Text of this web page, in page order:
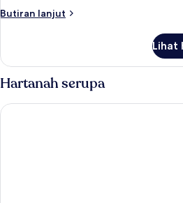
Butiran lanjut
Butiran
Room
Lihat
Hartanah serupa
Cinta Sayang Resort